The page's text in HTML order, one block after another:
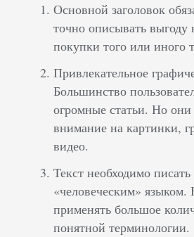
Основной заголовок
точно описывать выгоду
покупки того или иного
Привлекательное
Большинство
огромные статьи. Но
внимание на картинки,
видео.
Текст необходимо
«человеческим»
применять большое
понятной терминологии.